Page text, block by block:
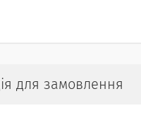
для замовлення